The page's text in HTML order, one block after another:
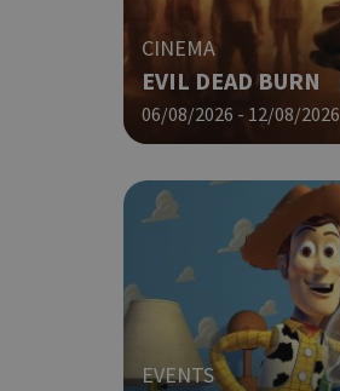
CINEMA
EVIL DEAD BURN
06/08/2026 - 12/08/2026
EVENTS